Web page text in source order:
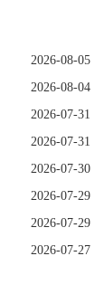
2026-08-05
2026-08-04
2026-07-31
2026-07-31
2026-07-30
2026-07-29
2026-07-29
2026-07-27